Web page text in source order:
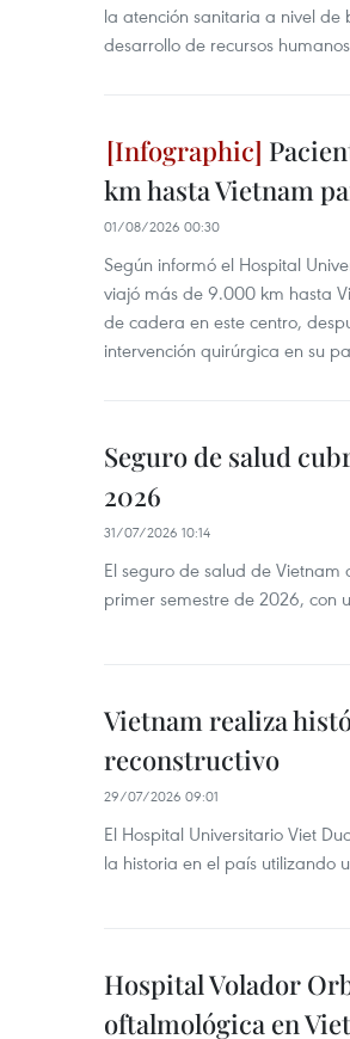
la atención sanitaria a nivel
desarrollo de recursos
km hasta Vietnam
01/08/2026 00:30
Según informó el Hospital
viajó más de 9.000 km hasta
de cadera en este centro,
intervención quirúrgica en su
Seguro de salud
2026
31/07/2026 10:14
El seguro de salud de
primer semestre de 2026, con
Vietnam realiza
reconstructivo
29/07/2026 09:01
El Hospital Universitario Viet
la historia en el país utilizando
Hospital Volador
oftalmológica en